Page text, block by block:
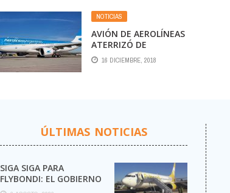
NOTICIAS
AVIÓN DE AEROLÍNEAS
ATERRIZÓ DE
EMERGENCIA EN
TUCUMÁN
16 DICIEMBRE, 2018
ÚLTIMAS NOTICIAS
SIGA SIGA PARA
FLYBONDI: EL GOBIERNO
AUTORIZÓ LA VENTA DE